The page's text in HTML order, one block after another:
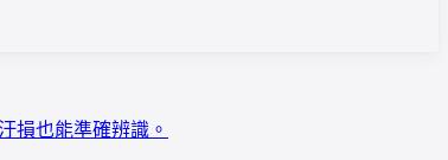
損也能準確辨識。